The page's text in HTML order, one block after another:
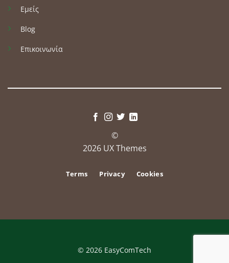
Εμείς
Blog
Επικοινωνία
©
2026 UX Themes
Terms Privacy Cookies
© 2026 EasyComTech